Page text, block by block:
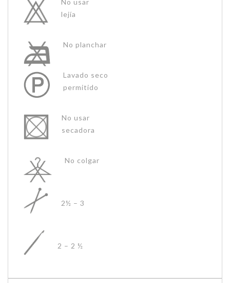
No usar
lejía
No planchar
Lavado seco
permitido
No usar
secadora
No colgar
2½ – 3
2 – 2 ½